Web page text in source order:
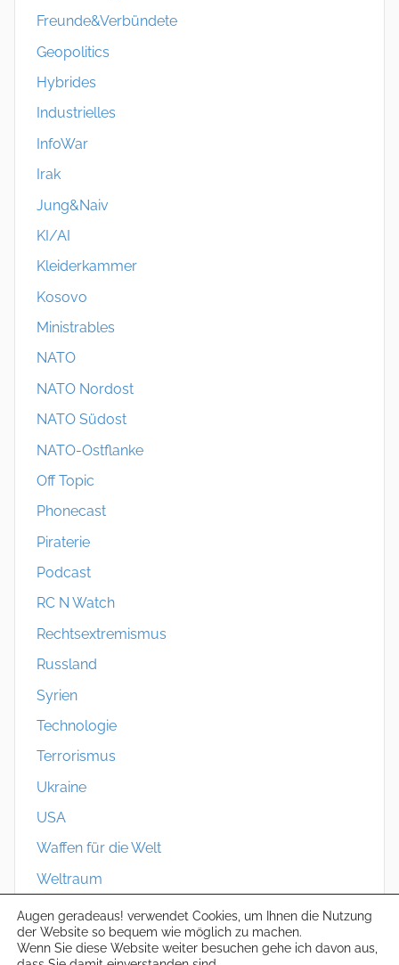
Freunde&Verbündete
Geopolitics
Hybrides
Industrielles
InfoWar
Irak
Jung&Naiv
KI/AI
Kleiderkammer
Kosovo
Ministrables
NATO
NATO Nordost
NATO Südost
NATO-Ostflanke
Off Topic
Phonecast
Piraterie
Podcast
RC N Watch
Rechtsextremismus
Russland
Syrien
Technologie
Terrorismus
Ukraine
USA
Waffen für die Welt
Weltraum
Zivilschutz
Augen geradeaus! verwendet Cookies, um Ihnen die Nutzung
der Website so bequem wie möglich zu machen.
Wenn Sie diese Website weiter besuchen gehe ich davon aus,